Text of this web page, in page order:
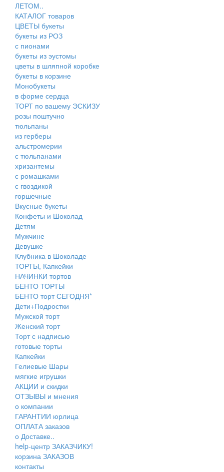
ЛЕТОМ..
КАТАЛОГ товаров
ЦВЕТЫ букеты
букеты из РОЗ
с пионами
букеты из эустомы
цветы в шляпной коробке
букеты в корзине
Монобукеты
в форме сердца
ТОРТ по вашему ЭСКИЗУ
розы поштучно
тюльпаны
из герберы
альстромерии
с тюльпанами
хризантемы
с ромашками
с гвоздикой
горшечные
Вкусные букеты
Конфеты и Шоколад
Детям
Мужчине
Девушке
Клубника в Шоколаде
ТОРТЫ, Капкейки
НАЧИНКИ тортов
БЕНТО ТОРТЫ
БЕНТО торт СЕГОДНЯ*
Дети+Подростки
Мужской торт
Женский торт
Торт с надписью
готовые торты
Капкейки
Гелиевые Шары
мягкие игрушки
АКЦИИ и скидки
ОТЗЫВЫ и мнения
о компании
ГАРАНТИИ юрлица
ОПЛАТА заказов
о Доставке..
help-центр ЗАКАЗЧИКУ!
корзина ЗАКАЗОВ
контакты